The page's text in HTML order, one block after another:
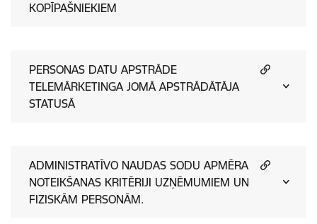
KOPĪPAŠNIEKIEM
PERSONAS DATU APSTRĀDE
TELEMĀRKETINGA JOMĀ APSTRĀDĀTĀJA
STATUSĀ
ADMINISTRATĪVO NAUDAS SODU APMĒRA
NOTEIKŠANAS KRITĒRIJI UZŅĒMUMIEM UN
FIZISKĀM PERSONĀM.